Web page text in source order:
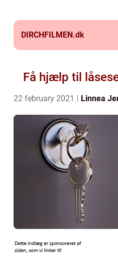
DIRCHFILMEN.dk
Få hjælp til
22 february 2021 Linnea